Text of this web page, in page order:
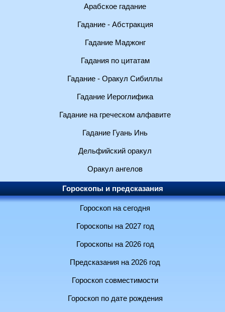
Арабское гадание
Гадание - Абстракция
Гадание Маджонг
Гадания по цитатам
Гадание - Оракул Сибиллы
Гадание Иероглифика
Гадание на греческом алфавите
Гадание Гуань Инь
Дельфийский оракул
Оракул ангелов
Гороскопы и предсказания
Гороскоп на сегодня
Гороскопы на 2027 год
Гороскопы на 2026 год
Предсказания на 2026 год
Гороскоп совместимости
Гороскоп по дате рождения